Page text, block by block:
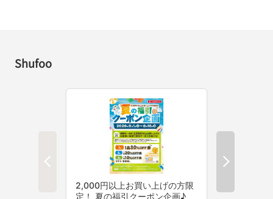
Shufoo